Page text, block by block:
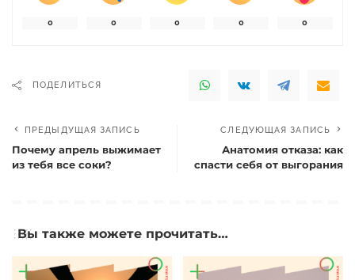
0 0 0 0 0
ПОДЕЛИТЬСЯ
ПРЕДЫДУЩАЯ ЗАПИСЬ
Почему апрель выжимает
из тебя все соки?
СЛЕДУЮЩАЯ ЗАПИСЬ
Анатомия отказа: как
спасти себя от выгорания
Вы также можете прочитать…